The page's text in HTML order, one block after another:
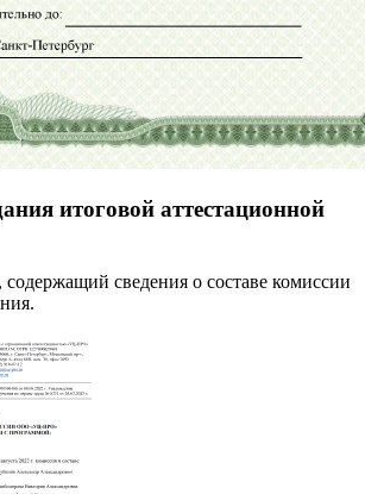
итоговой аттестационной
сведения о составе комиссии